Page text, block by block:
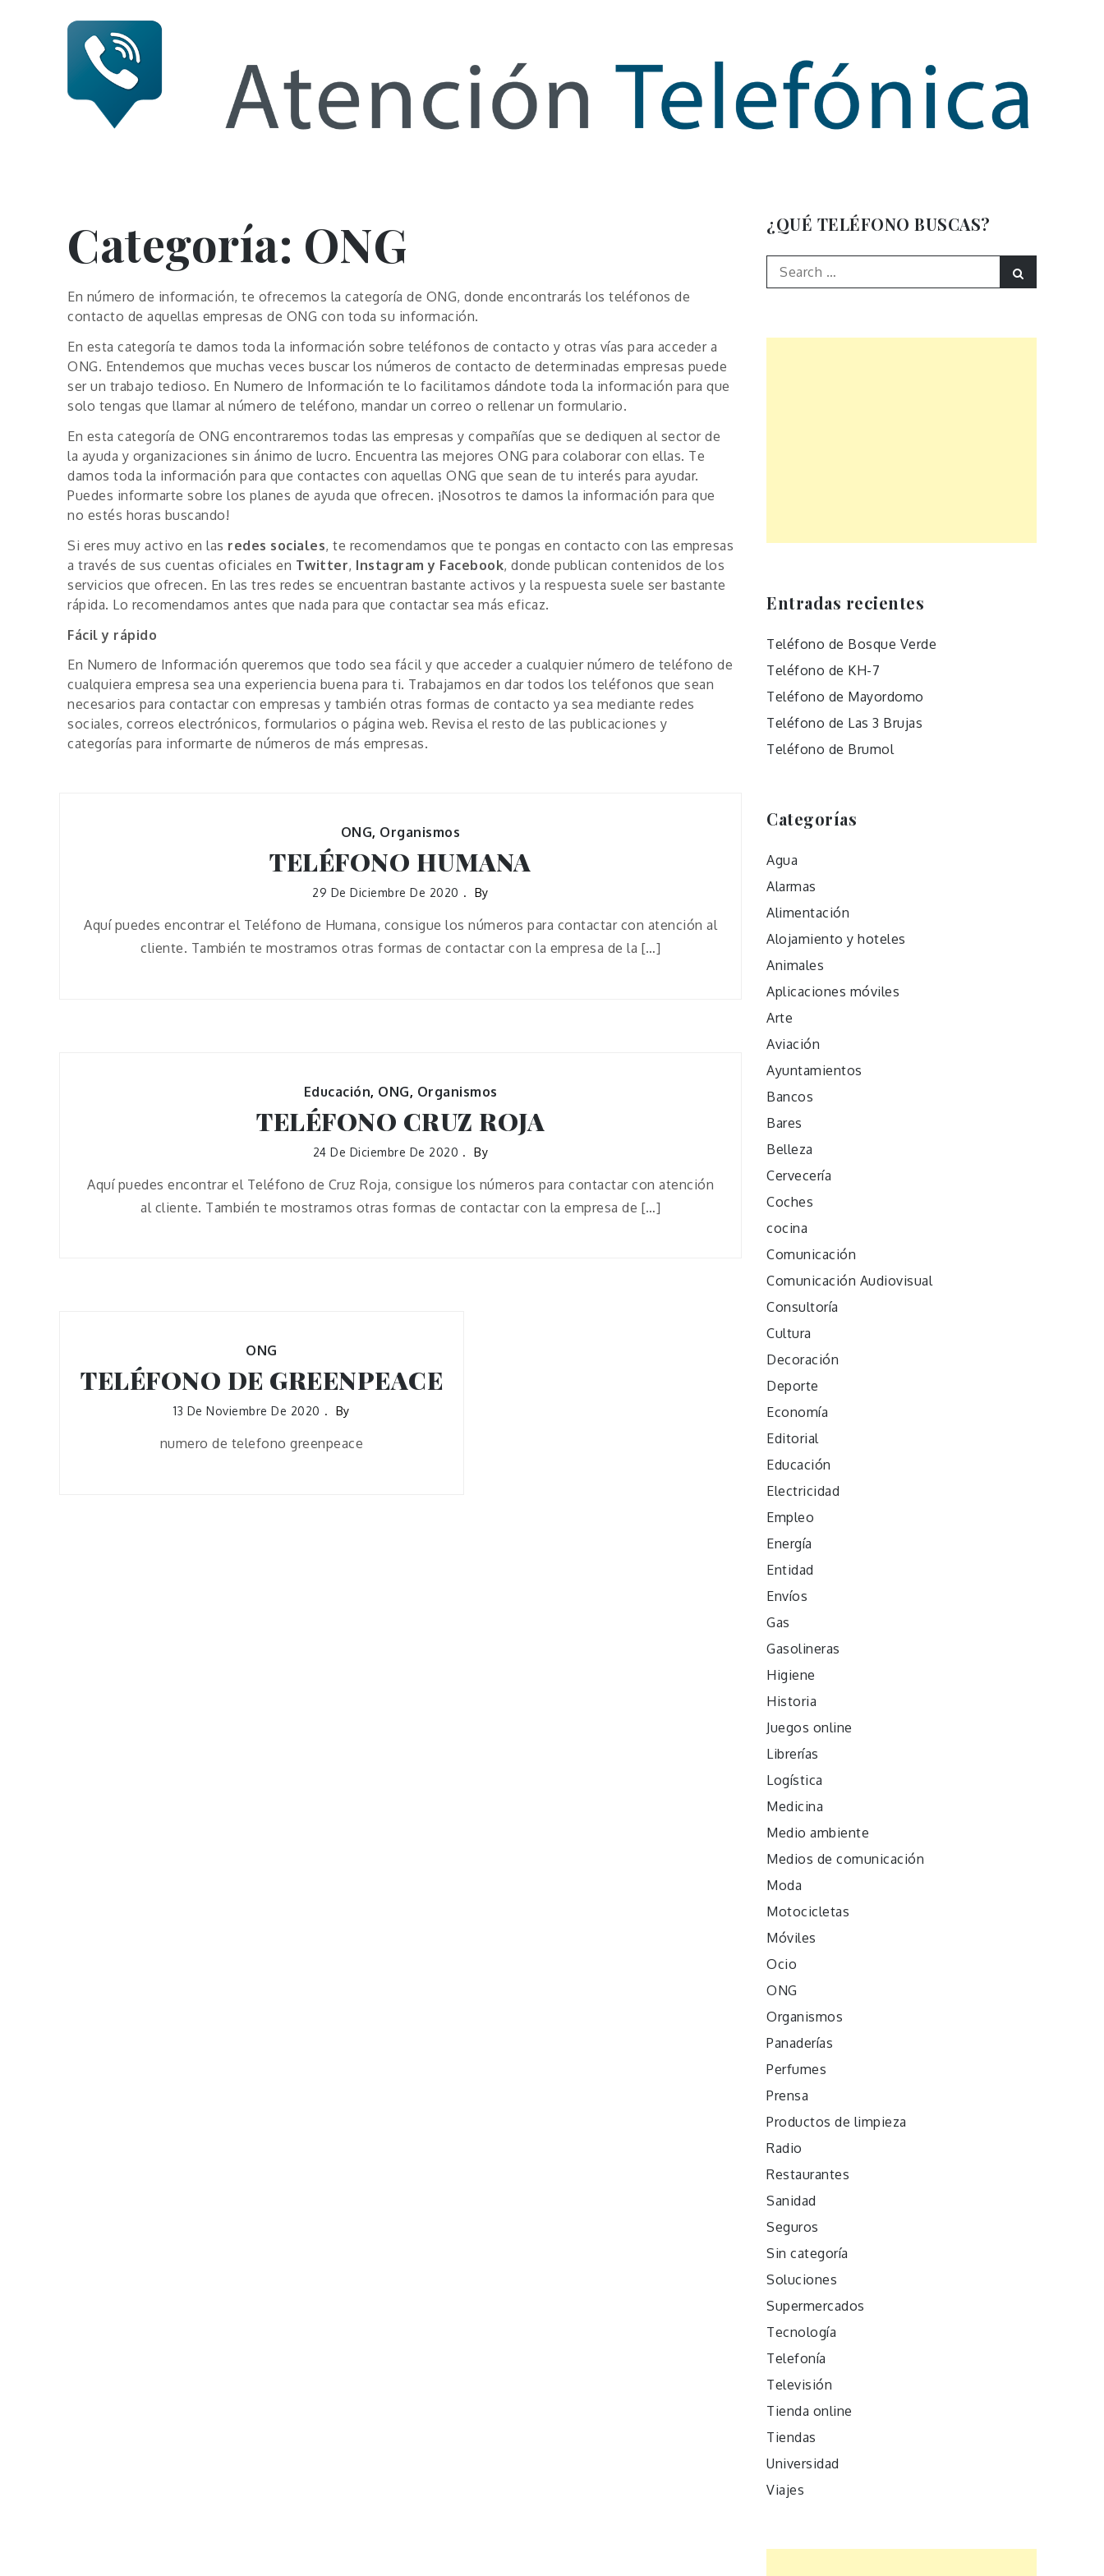
Numero de Información
Categoría: ONG
En número de información, te ofrecemos la categoría de ONG, donde encontrarás los teléfonos de
contacto de aquellas empresas de ONG con toda su información.
En esta categoría te damos toda la información sobre teléfonos de contacto y otras vías para acceder a
ONG. Entendemos que muchas veces buscar los números de contacto de determinadas empresas puede
ser un trabajo tedioso. En Numero de Información te lo facilitamos dándote toda la información para que
solo tengas que llamar al número de teléfono, mandar un correo o rellenar un formulario.
En esta categoría de ONG encontraremos todas las empresas y compañías que se dediquen al sector de
la ayuda y organizaciones sin ánimo de lucro. Encuentra las mejores ONG para colaborar con ellas. Te
damos toda la información para que contactes con aquellas ONG que sean de tu interés para ayudar.
Puedes informarte sobre los planes de ayuda que ofrecen. ¡Nosotros te damos la información para que
no estés horas buscando!
Si eres muy activo en las redes sociales, te recomendamos que te pongas en contacto con las empresas
a través de sus cuentas oficiales en Twitter, Instagram y Facebook, donde publican contenidos de los
servicios que ofrecen. En las tres redes se encuentran bastante activos y la respuesta suele ser bastante
rápida. Lo recomendamos antes que nada para que contactar sea más eficaz.
Fácil y rápido
En Numero de Información queremos que todo sea fácil y que acceder a cualquier número de teléfono de
cualquiera empresa sea una experiencia buena para ti. Trabajamos en dar todos los teléfonos que sean
necesarios para contactar con empresas y también otras formas de contacto ya sea mediante redes
sociales, correos electrónicos, formularios o página web. Revisa el resto de las publicaciones y
categorías para informarte de números de más empresas.
ONG, Organismos
TELÉFONO HUMANA
29 De Diciembre De 2020 By
Aquí puedes encontrar el Teléfono de Humana, consigue los números para contactar con atención al
cliente. También te mostramos otras formas de contactar con la empresa de la […]
Educación, ONG, Organismos
TELÉFONO CRUZ ROJA
24 De Diciembre De 2020 By
Aquí puedes encontrar el Teléfono de Cruz Roja, consigue los números para contactar con atención
al cliente. También te mostramos otras formas de contactar con la empresa de […]
ONG
TELÉFONO DE GREENPEACE
13 De Noviembre De 2020 By
numero de telefono greenpeace
¿QUÉ TELÉFONO BUSCAS?
Search
for:
Entradas recientes
Teléfono de Bosque Verde
Teléfono de KH-7
Teléfono de Mayordomo
Teléfono de Las 3 Brujas
Teléfono de Brumol
Categorías
Agua
Alarmas
Alimentación
Alojamiento y hoteles
Animales
Aplicaciones móviles
Arte
Aviación
Ayuntamientos
Bancos
Bares
Belleza
Cervecería
Coches
cocina
Comunicación
Comunicación Audiovisual
Consultoría
Cultura
Decoración
Deporte
Economía
Editorial
Educación
Electricidad
Empleo
Energía
Entidad
Envíos
Gas
Gasolineras
Higiene
Historia
Juegos online
Librerías
Logística
Medicina
Medio ambiente
Medios de comunicación
Moda
Motocicletas
Móviles
Ocio
ONG
Organismos
Panaderías
Perfumes
Prensa
Productos de limpieza
Radio
Restaurantes
Sanidad
Seguros
Sin categoría
Soluciones
Supermercados
Tecnología
Telefonía
Televisión
Tienda online
Tiendas
Universidad
Viajes